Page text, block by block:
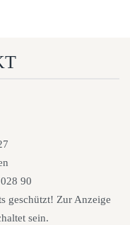
90
geschützt! Zur Anzeige
sein.